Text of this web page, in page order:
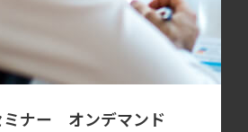
ミナー オンデマンド